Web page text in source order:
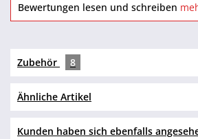
Bewertungen lesen und schreiben
Zubehör 8
Ähnliche Artikel
Kunden haben sich ebenfalls